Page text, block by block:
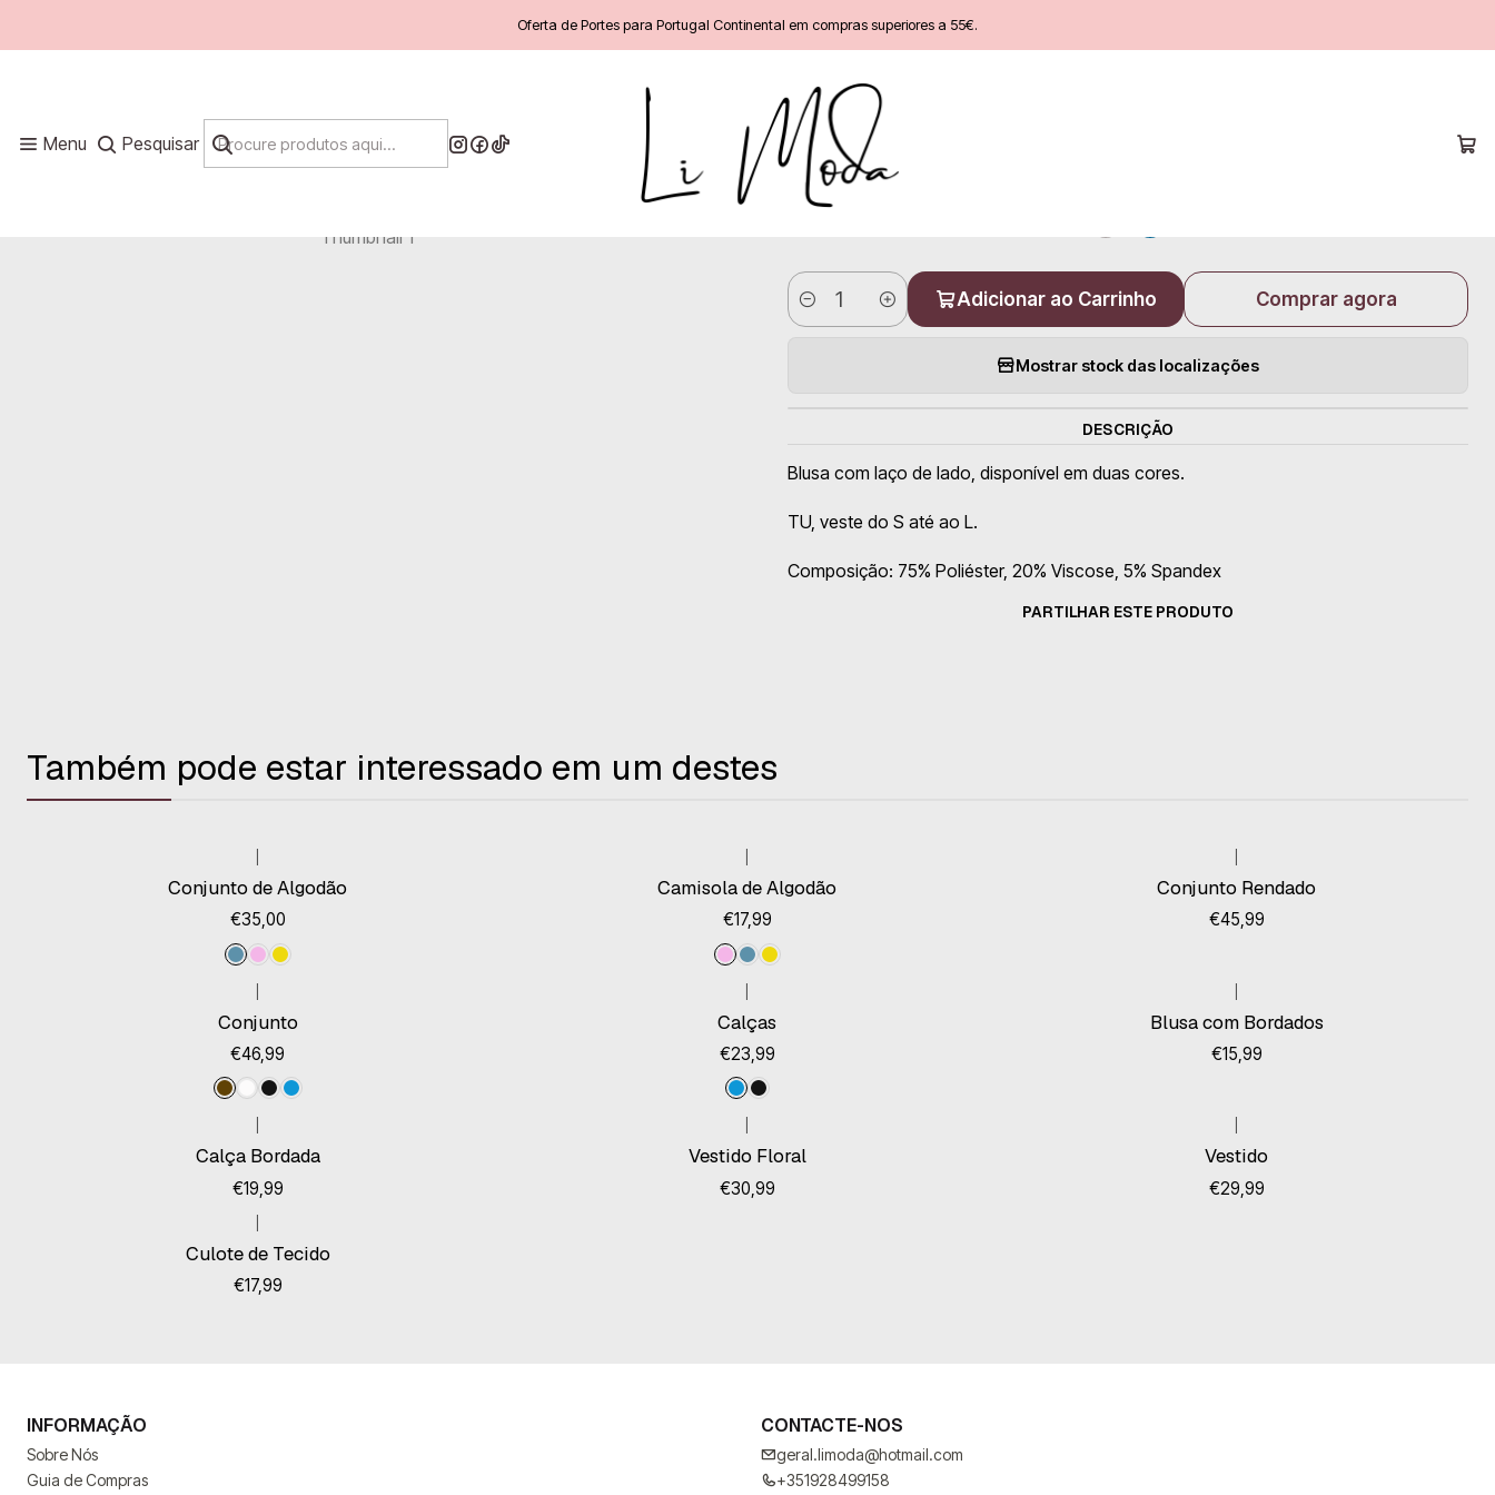
Menu Pesquisar
Oferta de Portes para Portugal Continental em compras superiores a 55€.
Início Senhora Blusa
Quantidade
Adicionar ao Carrinho Comprar agora
Mostrar stock das localizações
DESCRIÇÃO
Blusa com laço de lado, disponível em duas cores.
TU, veste do S até ao L.
Composição: 75% Poliéster, 20% Viscose, 5% Spandex
PARTILHAR ESTE PRODUTO
Também pode estar interessado em um destes
Conjunto de Algodão
€35,00
Camisola de Algodão
€17,99
Conjunto Rendado
€45,99
Conjunto
€46,99
Calças
€23,99
Blusa com Bordados
€15,99
Calça Bordada
€19,99
Vestido Floral
€30,99
Vestido
€29,99
Culote de Tecido
€17,99
INFORMAÇÃO
Sobre Nós
Guia de Compras
CONTACTE-NOS
geral.limoda@hotmail.com
+351928499158